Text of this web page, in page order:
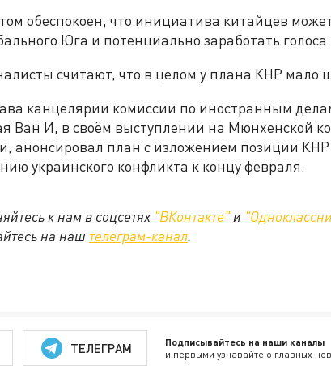
обеспокоен, что инициатива китайцев
Юга и потенциально заработать
считают, что в целом у плана КНР мало
канцелярии комиссии по иностранным
Ван И, в своём выступлении на Мюнхенской
анонсировал план с изложением позиции
украинского конфликта к концу февраля.
к нам в соцсетях "ВКонтакте"и
на наш телеграм-канал.
ТЕЛЕГРАМ Подписывайтесь на наши каналы
и первыми узнавайте о главных